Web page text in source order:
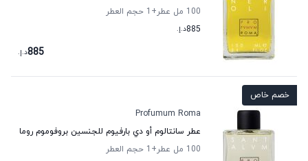
100 مل عطر
+1
حجم العطر
885د.إ.
885د.إ.
خصم خاص
Profumum Roma
عطر سانتالوم أو دي بارفيوم للجنسين بروفوموم روما
100 مل عطر
+1
حجم العطر